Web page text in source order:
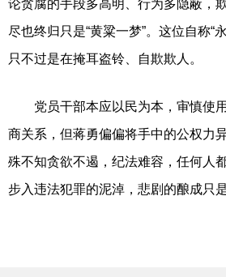
论贪腐的手段多高明、行为多隐蔽，
尽也终归只是“黄粱一梦”。这位自称“
只不过是在掩耳盗铃、自欺欺人。
党员干部本应以民为本，审慎使用
商关系，但蒋勇偏偏将手中的公权力
殊不知贪欲不遏，纪法难容，任何人
步入违法犯罪的泥淖，悲剧的酿成只